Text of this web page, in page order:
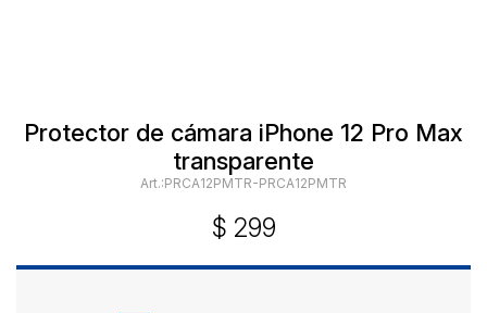
Protector de cámara iPhone 12 Pro Max
transparente
PRCA12PMTR-PRCA12PMTR
$ 299